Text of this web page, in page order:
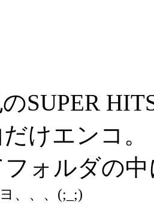
SUPER
けエンコ。
フォルダの
、、、(;_;)